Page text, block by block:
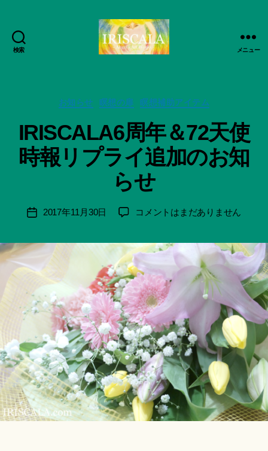
検索
日
活
動
記
録・
作
品
IRISCALA
メニュー
カ
ゴ
リ
ー
お知らせ 瞑想の扉 瞑想補助アイテム
IRISCALA6周年＆72天使
時報リプライ追加のお知
らせ
投
成
:
船
智
日
月
a
Hi
ts
u
ki
＊
投
2017年11月30日
IRISCALA6
＆
72
天
使
時
報
リ
プ
ラ
イ
追
加
の
お
コメントはまだありません